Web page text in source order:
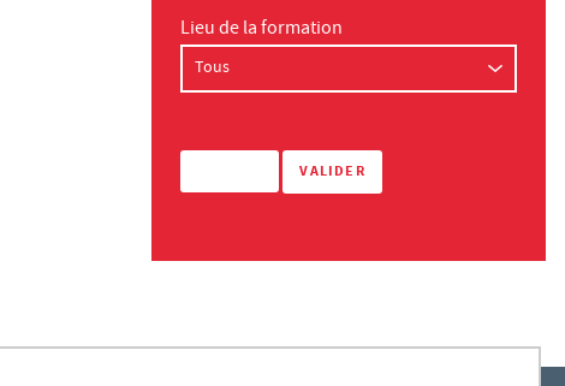
Lieu de la formation